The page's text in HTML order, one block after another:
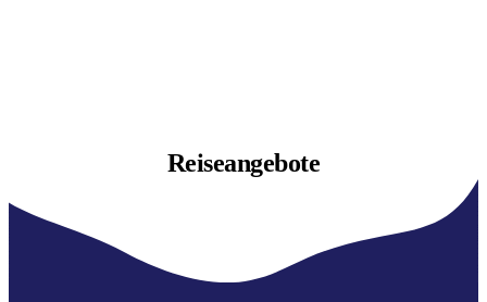
Reiseangebote